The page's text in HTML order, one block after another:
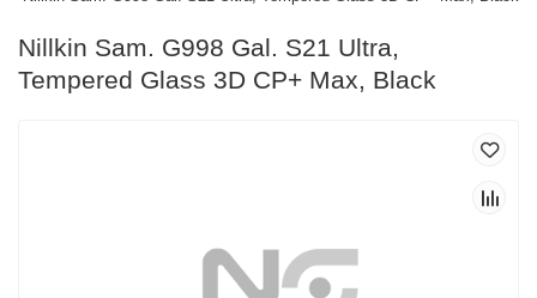
Nillkin Sam. G998 Gal. S21 Ultra,
Tempered Glass 3D CP+ Max, Black